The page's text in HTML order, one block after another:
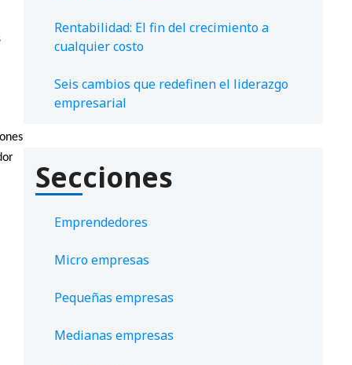
Rentabilidad: El fin del crecimiento a
cualquier costo
Seis cambios que redefinen el liderazgo
empresarial
Secciones
Emprendedores
Micro empresas
Pequeñas empresas
Medianas empresas